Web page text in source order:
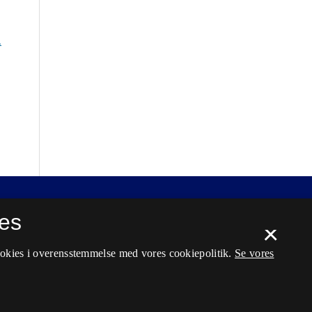
×
i overensstemmelse med vores cookiepolitik. Se vores